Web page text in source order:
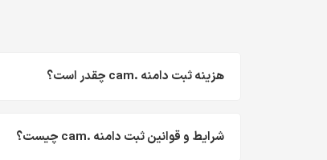
هزینه ثبت دامنه .cam چقدر است؟
شرایط و قوانین ثبت دامنه .cam چیست؟